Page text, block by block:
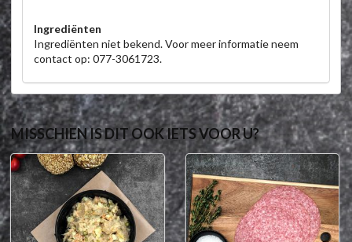
Ingrediënten
Ingrediënten niet bekend. Voor meer informatie neem
contact op: 077-3061723.
MISSCHIEN IS DIT OOK IETS VOOR U?